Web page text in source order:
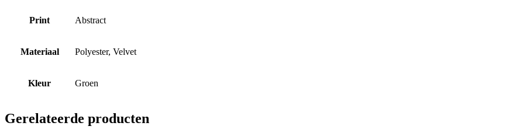
Print Abstract
Materiaal Polyester, Velvet
Kleur Groen
Gerelateerde producten